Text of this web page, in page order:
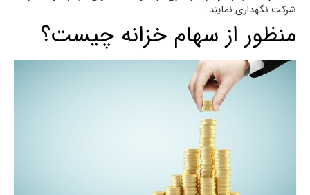
شرکت نگهداری نمایند.
منظور از سهام خزانه چیست؟